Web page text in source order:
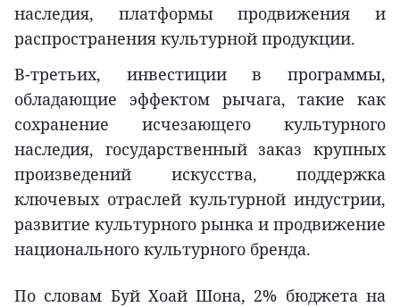
наследия, платформы продвижения и
распространения культурной продукции.
В-третьих, инвестиции в программы,
обладающие эффектом рычага, такие как
сохранение исчезающего культурного
наследия, государственный заказ крупных
произведений искусства, поддержка
ключевых отраслей культурной индустрии,
развитие культурного рынка и продвижение
национального культурного бренда.
По словам Буй Хоай Шона, 2% бюджета на